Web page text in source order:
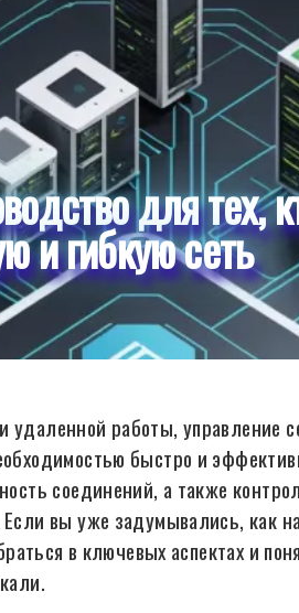
для тех,
и гибкую сеть
работы, управление
быстро и
соединений, а также
вы уже задумывались, как
в ключевых аспектах и